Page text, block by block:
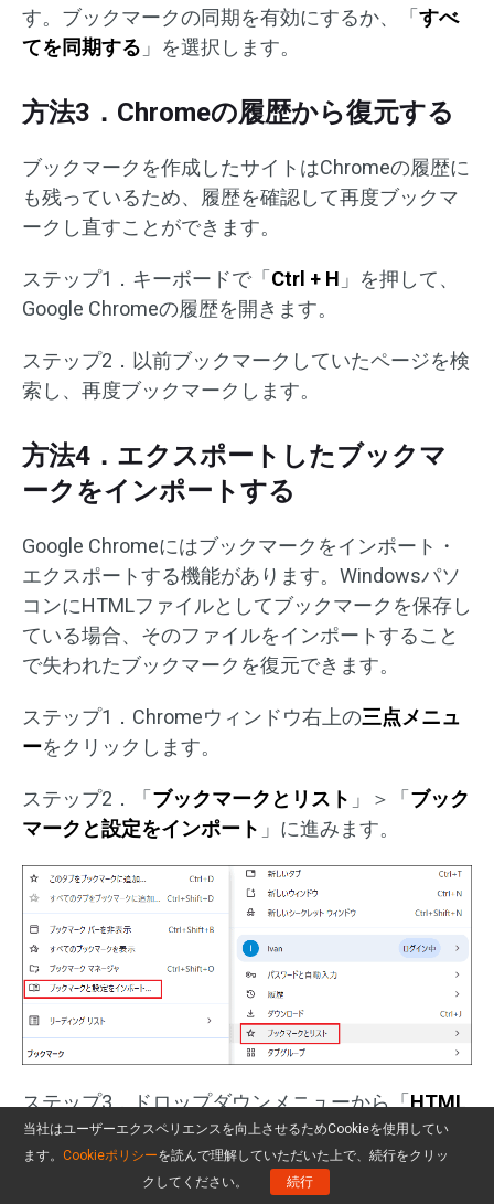
す。ブックマークの同期を有効にするか、「すべ
てを同期する 」を選択します。
方法3．Chromeの履歴から復元する
ブックマークを作成したサイトはChromeの履歴に
も残っているため、履歴を確認して再度ブックマ
ークし直すことができます。
ステップ1．キーボードで「Ctrl + H 」を押して、
Google Chromeの履歴を開きます。
ステップ2．以前ブックマークしていたページを検
索し、再度ブックマークします。
方法4．エクスポートしたブックマ
ークをインポートする
Google Chromeにはブックマークをインポート・
エクスポートする機能があります。Windowsパソ
コンにHTMLファイルとしてブックマークを保存し
ている場合、そのファイルをインポートすること
で失われたブックマークを復元できます。
ステップ1．Chromeウィンドウ右上の三点メニュ
ーをクリックします。
ステップ2．「ブックマークとリスト 」＞「ブック
マークと設定をインポート 」に進みます。
ステップ3．ドロップダウンメニューから「HTML
ファイルをブックマークに登録」を選択します。
ステップ4．「ファイルを選択」をクリックしま
当社はユーザーエクスペリエンスを向上させるためCookieを使用してい
ます。 Cookieポリシーを読んで理解していただいた上で、続行をクリッ
クしてください。
続行